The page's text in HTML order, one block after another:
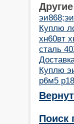
Куплю
хн60вт
сталь
Куплю
р6м5 р18
Поиск